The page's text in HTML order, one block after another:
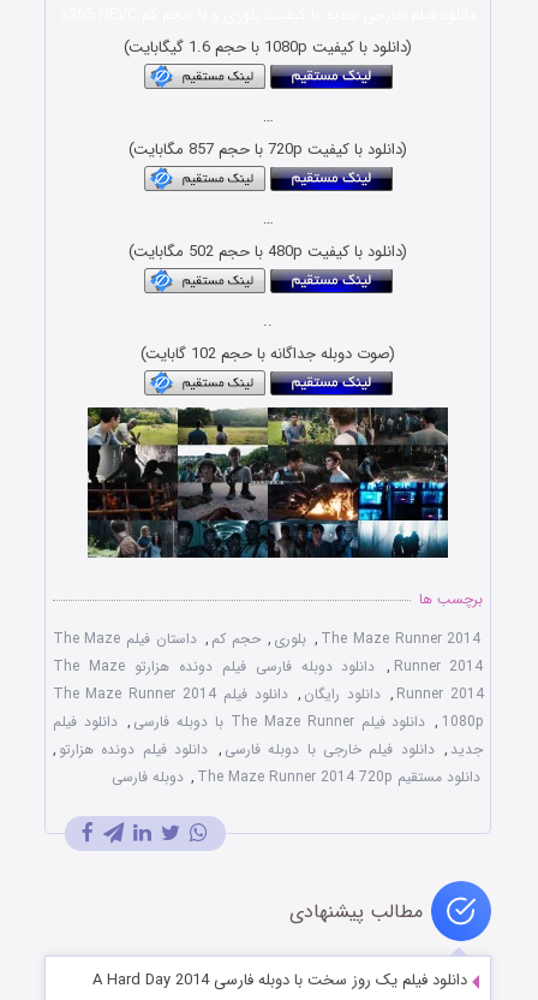
(دانلود با کیفیت 1080p با حجم 1.6 گیگابایت)
…
(دانلود با کیفیت 720p با حجم 857 مگابایت)
…
(دانلود با کیفیت 480p با حجم 502 مگابایت)
..
(صوت دوبله جداگانه با حجم 102 گابایت)
برچسب ها
The Maze Runner 2014
, بلوری , حجم کم ,
داستان فیلم The Maze
Runner 2014
,
دانلود دوبله فارسی فیلم دونده هزارتو The Maze
Runner 2014
, دانلود رایگان ,
دانلود فیلم The Maze Runner 2014
1080p
, دانلود فیلم The Maze Runner با دوبله فارسی , دانلود فیلم
جدید , دانلود فیلم خارجی با دوبله فارسی , دانلود فیلم دونده هزارتو ,
دانلود مستقیم The Maze Runner 2014 720p
, دوبله فارسی
مطالب پیشنهادی
دانلود فیلم یک روز سخت با دوبله فارسی A Hard Day 2014